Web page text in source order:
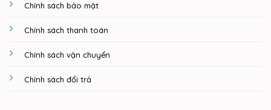
Chính sách bảo mật
Chính sách thanh toán
Chính sách vận chuyển
Chính sách đổi trả